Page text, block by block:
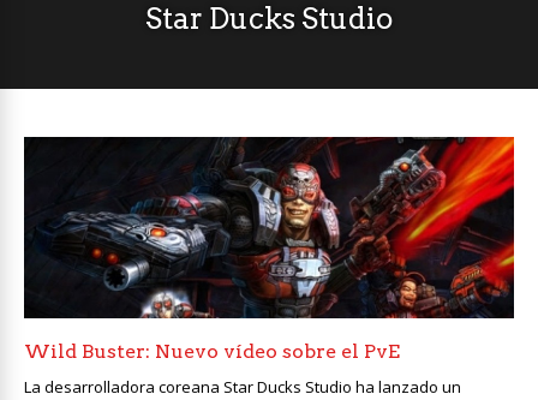
Star Ducks Studio
Wild Buster: Nuevo vídeo sobre el PvE
La desarrolladora coreana Star Ducks Studio ha lanzado un